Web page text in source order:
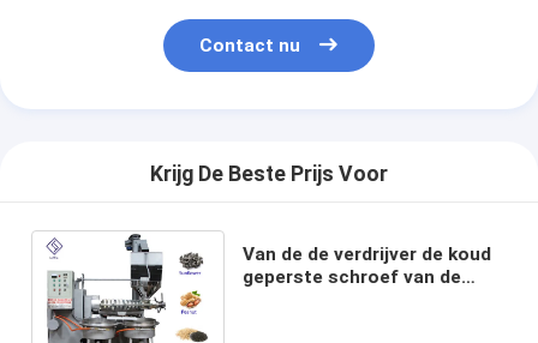
Contact nu
Krijg De Beste Prijs Voor
Van de de verdrijver de koud
geperste schroef van de